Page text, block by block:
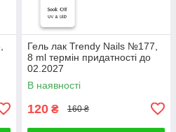
Гель лак Trendy Nails №177,
8 ml термін придатності до
02.2027
В наявності
120 ₴ 160 ₴